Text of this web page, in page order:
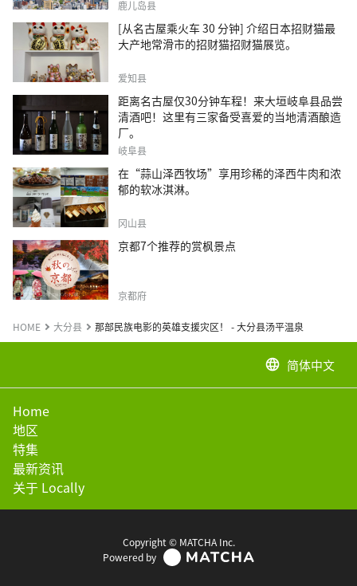
鹿儿岛县
[从名古屋乘火车 30 分钟] 介绍日本招财猫最
大产地常滑市的招财猫招财猫展览。
爱知县
距离名古屋仅30分钟车程！来大垣岐阜县品尝
清酒吧！这里有三家备受喜爱的当地清酒酿造
厂。
岐阜县
在“蒜山泽西牧场”享用珍稀的泽西牛肉和浓
郁的软冰淇淋。
冈山县
京都7个推荐的赏枫景点
京都府
HOME 大分县 那部民族电影的英雄支援灾区！ - 大分县汤平温泉
language 简体中文
Home
地区
特集
最新资讯
关于 Locally
Copyright © MATCHA Inc.
Powered by